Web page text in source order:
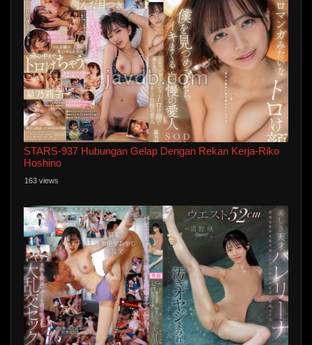
STARS-937 Hubungan Gelap Dengan Rekan Kerja-Riko
Hoshino
163 views